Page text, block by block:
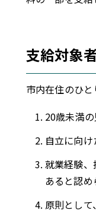
支給対象
市内在住のひ
20歳未満の
自立に向
就業経験
あると認め
原則として